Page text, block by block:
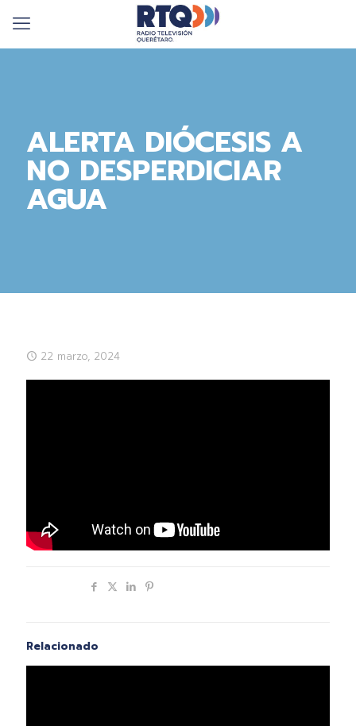
ALERTA DIÓCESIS A
NO DESPERDICIAR
AGUA
22 marzo, 2024
Relacionado